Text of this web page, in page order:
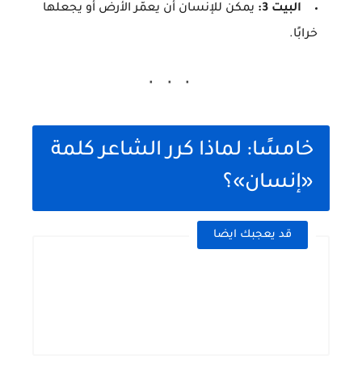
البيت 3:
يمكن للإنسان أن يعمّر الأرض أو يجعلها
خرابًا.
خامسًا: لماذا كرر الشاعر كلمة
«إنسان»؟
قد يعجبك ايضا